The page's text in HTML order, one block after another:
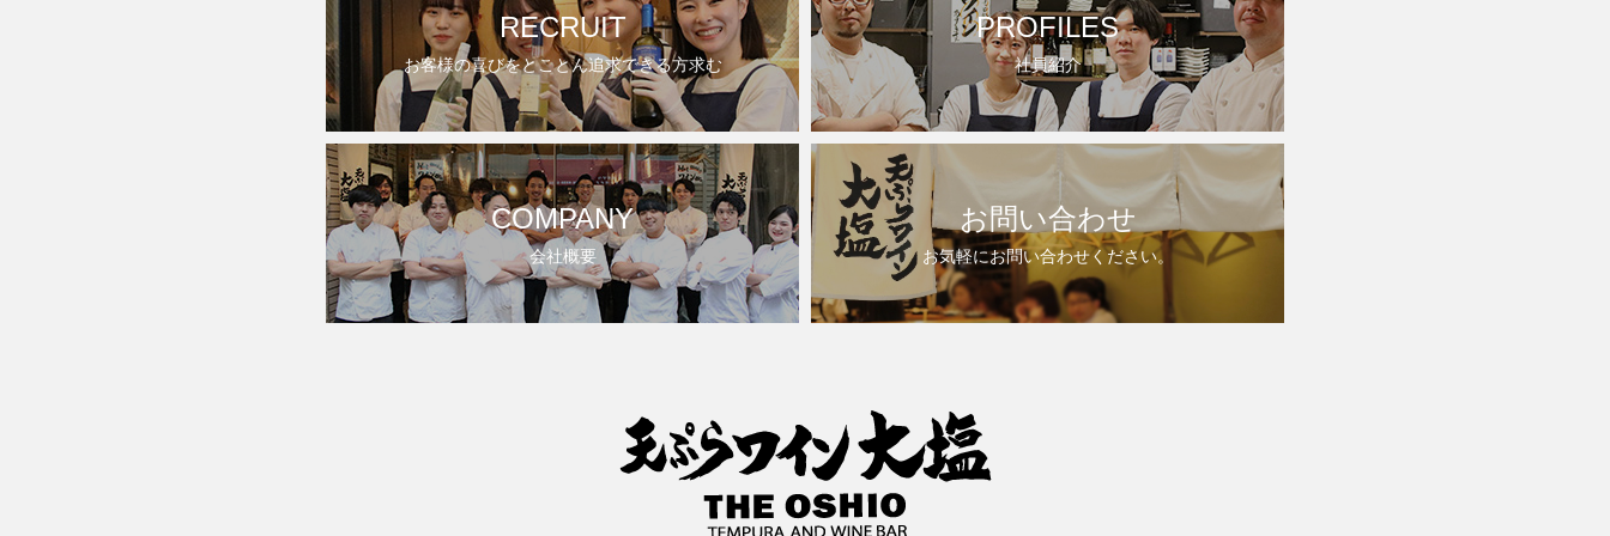
RECRUIT
お客様の喜びをとことん追求できる方求む
PROFILES
社員紹介
COMPANY
会社概要
お問い合わせ
お気軽にお問い合わせください。